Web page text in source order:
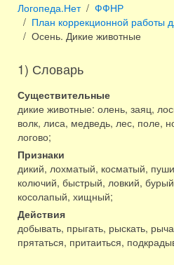
Логопеда.Нет
ФФНР
План коррекционной работы
Осень. Дикие животные
1) Словарь
Существительные
дикие животные: олень, заяц,
волк, лиса, медведь, лес, поле,
логово;
Признаки
дикий, лохматый, косматый,
колючий, быстрый, ловкий,
косолапый, хищный;
Действия
добывать, прыгать, рыскать,
прятаться, притаиться,